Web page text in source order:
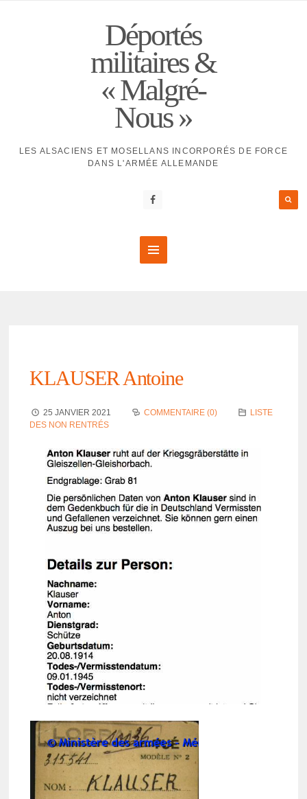
Déportés
militaires &
« Malgré-
Nous »
LES ALSACIENS ET MOSELLANS INCORPORÉS DE FORCE
DANS L'ARMÉE ALLEMANDE
KLAUSER Antoine
25 JANVIER 2021 COMMENTAIRE (0)
LISTE
DES NON RENTRÉS